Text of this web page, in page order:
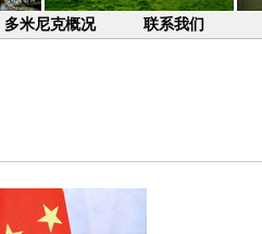
多米尼克概况 联系我们